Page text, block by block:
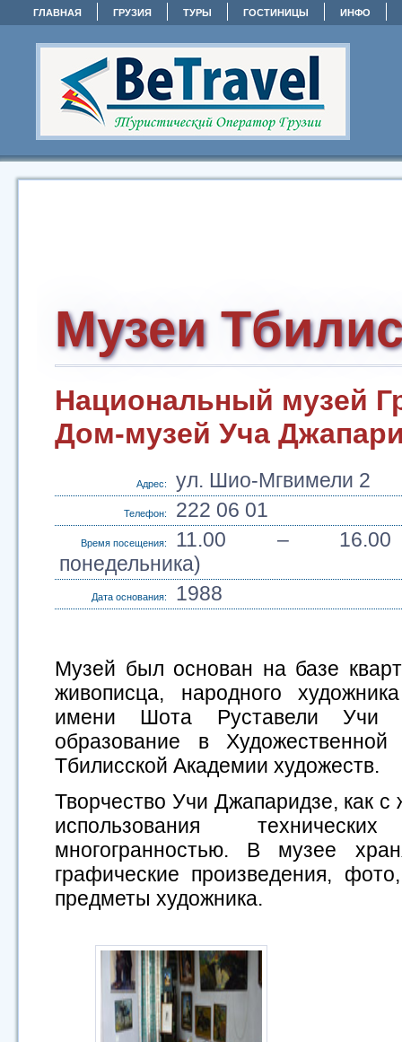
ГЛАВНАЯ ГРУЗИЯ ТУРЫ ГОСТИНИЦЫ ИНФО
Музеи
Национальный музей
Дом-музей Уча
Адрес: ул. Шио-Мгвимели 2
Телефон: 222 06 01
Время посещения:
11.00 – 16.00
понедельника)
Дата основания: 1988
Музей был основан на базе
живописца, народного
имени Шота Руставели Учи
образование в
Тбилисской Академии художеств.
Творчество Учи Джапаридзе, как с
использования
многогранностью. В музее
графические произведения,
предметы художника.